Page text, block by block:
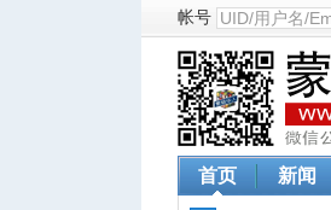
帐号
首页 新闻